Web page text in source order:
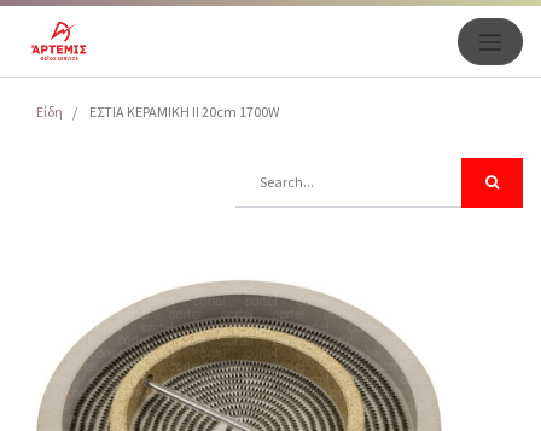
Είδη ΕΣΤΙΑ KEPAMΙΚΗ II 20cm 1700W